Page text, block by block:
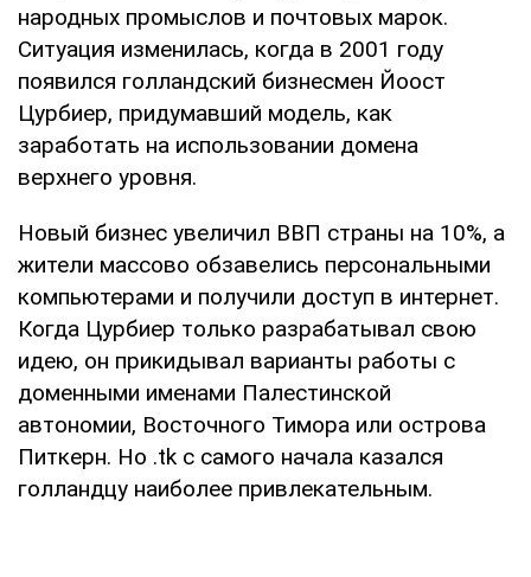
народных промыслов и почтовых марок.
Ситуация изменилась, когда в 2001 году
появился голландский бизнесмен Йоост
Цурбиер, придумавший модель, как
заработать на использовании домена
верхнего уровня.
Новый бизнес увеличил ВВП страны на 10%, а
жители массово обзавелись персональными
компьютерами и получили доступ в интернет.
Когда Цурбиер только разрабатывал свою
идею, он прикидывал варианты работы с
доменными именами Палестинской
автономии, Восточного Тимора или острова
Питкерн. Но .tk с самого начала казался
голландцу наиболее привлекательным.